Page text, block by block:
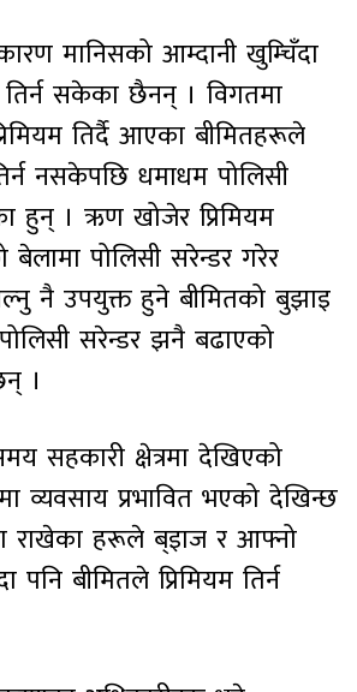
मानिसको आम्दानी खुम्चिँदा
तिर्न सकेका छैनन् । विगतमा
तिर्दै आएका बीमितहरूले
नसकेपछि धमाधम पोलिसी
हुन् । ऋण खोजेर प्रिमियम
बेलामा पोलिसी सरेन्डर गरेर
नै उपयुक्त हुने बीमितको बुझाइ
सरेन्डर झनै बढाएको
।
सहकारी क्षेत्रमा देखिएको
व्यवसाय प्रभावित भएको देखिन्छ
राखेका हरूले ब्इाज र आफ्नो
पनि बीमितले प्रिमियम तिर्न